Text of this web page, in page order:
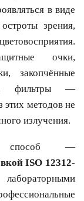
в виде
зрения,
очки,
закопчённые
фильтры —
этих методов не
излучения.
способ —
ISO 12312-